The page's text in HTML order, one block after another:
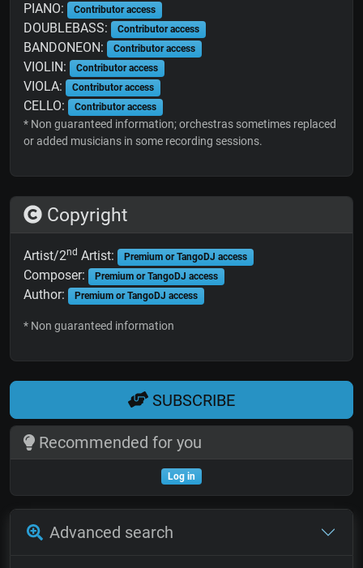
PIANO: Contributor access
DOUBLEBASS: Contributor access
BANDONEON: Contributor access
VIOLIN: Contributor access
VIOLA: Contributor access
CELLO: Contributor access
* Non guaranteed information; orchestras sometimes replaced
or added musicians in some recording sessions.
Copyright
Artist/2nd Artist: Premium or TangoDJ access
Composer: Premium or TangoDJ access
Author: Premium or TangoDJ access
* Non guaranteed information
SUBSCRIBE
Recommended for you
Log in
Advanced search